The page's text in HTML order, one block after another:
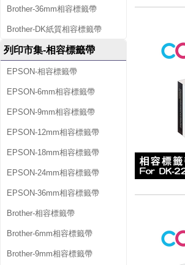
Brother-36mm相容標籤帶
Brother-DK紙質相容標籤帶
列印市集-相容標籤帶
EPSON-相容標籤帶
EPSON-6mm相容標籤帶
EPSON-9mm相容標籤帶
EPSON-12mm相容標籤帶
EPSON-18mm相容標籤帶
EPSON-24mm相容標籤帶
EPSON-36mm相容標籤帶
Brother-相容標籤帶
Brother-6mm相容標籤帶
Brother-9mm相容標籤帶